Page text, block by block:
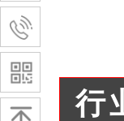
行